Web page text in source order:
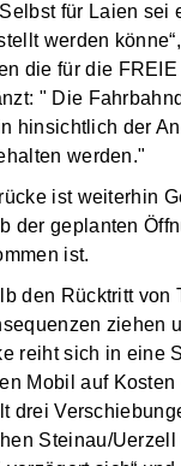
für Laien
werden
die für die
" Die
hinsichtlich der
werden."
ist weiterhin
der geplanten
ist.
den Rücktritt von
ziehen
reiht sich in eine
Mobil auf
drei
Steinau/